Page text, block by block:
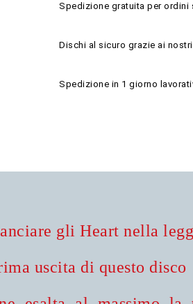
Spedizione gratuita per ordini
Dischi al sicuro grazie ai
Spedizione in 1 giorno
gli Heart nella
uscita di questo disco